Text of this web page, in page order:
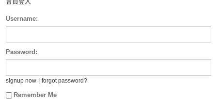
Username:
Password:
signup now forgot password?
Remember Me